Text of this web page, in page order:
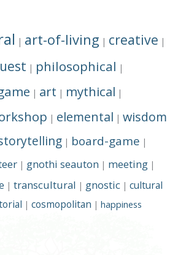
| art-of-living | creative |
| philosophical |
| art | mythical |
| elemental | wisdom
| board-game |
| gnothi seauton | meeting |
| transcultural | gnostic | cultural
| cosmopolitan | happiness